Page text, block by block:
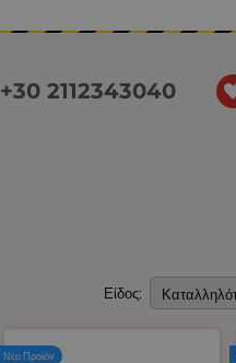
+30 2112343040
Είδος:
Νέο Προϊόν